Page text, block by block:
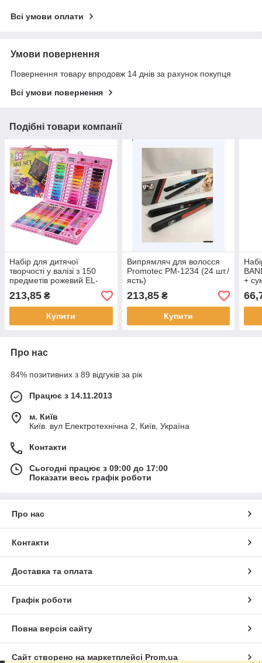
Всі умови оплати
Умови повернення
Повернення товару впродовж 14 днів за рахунок покупця
Всі умови повернення
Подібні товари компанії
Набір для дитячої
творчості у валізі з 150
предметів рожевий EL-
1095-1 (20 шт./ясть)
213,85 ₴
Купити
Випрямляч для волосся
Promotec PM-1234 (24 шт./
ясть)
213,85₴
Купити
+
Про нас
84% позитивних з 89 відгуків за рік
Працює з 14.11.2013
м. Київ
Київ. вул Електротехнічна 2, Київ, Україна
Контакти
Сьогодні працює з 09:00 до 17:00
Показати весь графік роботи
Про нас
Контакти
Доставка та оплата
Графік роботи
Повна версія сайту
Сайт створено на маркетплейсі Prom.ua